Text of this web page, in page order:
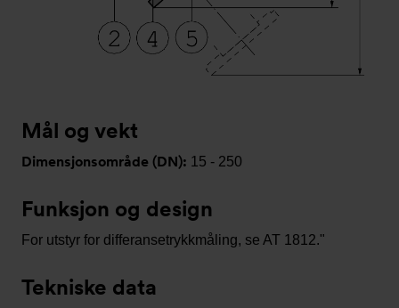
Mål og vekt
Dimensjonsområde (DN): 15 - 250
Funksjon og design
For utstyr for differansetrykkmåling, se AT 1812."
Tekniske data